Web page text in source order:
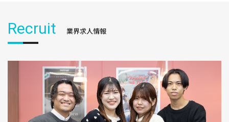
Recruit 業界求人情報